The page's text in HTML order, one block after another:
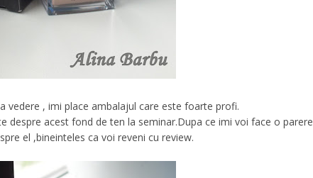
vedere , imi place ambalajul care este foarte profi.
despre acest fond de ten la seminar.Dupa ce imi voi face o parere
el ,bineinteles ca voi reveni cu review.